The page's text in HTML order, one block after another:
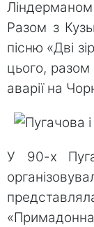
Разом з
пісню «Дві
цього, разом
аварії на
У 90-х